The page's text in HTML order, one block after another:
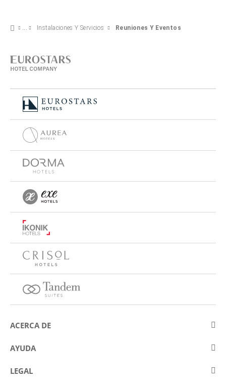
Instalaciones Y Servicios Reuniones Y Eventos
ACERCA DE
Sobre Eurostars Hotel Company
Concursos
AYUDA
Contactar
LEGAL